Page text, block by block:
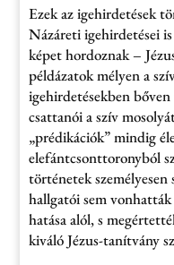
Ezek az igehirdetések
Názáreti igehirdetései
képet hordoznak –
példázatok mélyen a
igehirdetésekben
csattanói a szív
„prédikációk” mindig
elefántcsonttoronyból
történetek személyesen
hallgatói sem
hatása alól, s
kiváló Jézus-tanítvány